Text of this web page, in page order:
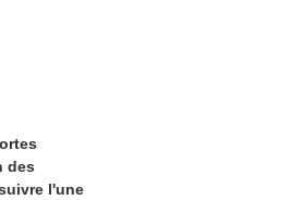
des
l'une